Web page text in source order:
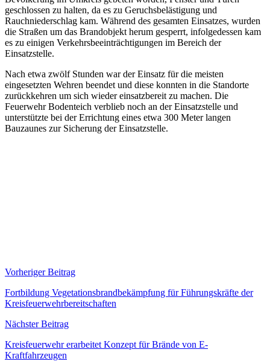
geschlossen zu halten, da es zu Geruchsbelästigung und
Rauchniederschlag kam. Während des gesamten Einsatzes, wurden
die Straßen um das Brandobjekt herum gesperrt, infolgedessen kam
es zu einigen Verkehrsbeeinträchtigungen im Bereich der
Einsatzstelle.
Nach etwa zwölf Stunden war der Einsatz für die meisten
eingesetzten Wehren beendet und diese konnten in die Standorte
zurückkehren um sich wieder einsatzbereit zu machen. Die
Feuerwehr Bodenteich verblieb noch an der Einsatzstelle und
unterstützte bei der Errichtung eines etwa 300 Meter langen
Bauzaunes zur Sicherung der Einsatzstelle.
Beitragsnavigation
Vorheriger Beitrag
Fortbildung Vegetationsbrandbekämpfung für Führungskräfte der
Kreisfeuerwehrbereitschaften
Nächster Beitrag
Kreisfeuerwehr erarbeitet Konzept für Brände von E-
Kraftfahrzeugen